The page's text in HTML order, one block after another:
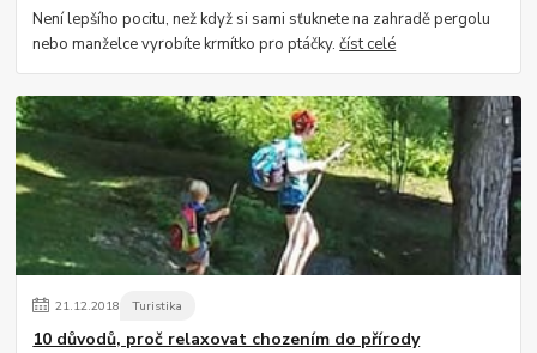
Není lepšího pocitu, než když si sami sťuknete na zahradě pergolu
nebo manželce vyrobíte krmítko pro ptáčky.číst celé
21.12.2018 Turistika
10 důvodů, proč relaxovat chozením do přírody